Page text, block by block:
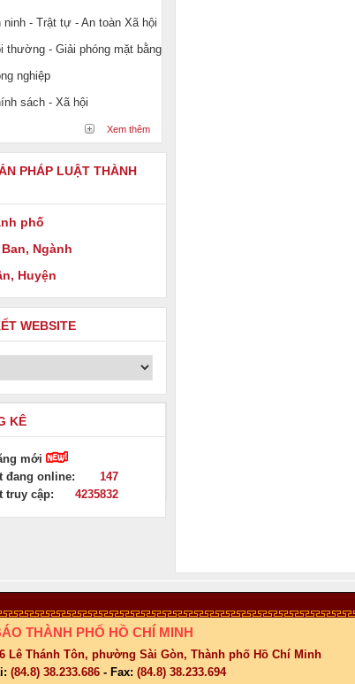
ninh - Trật tự - An toàn Xã hội
thường - Giải phóng mặt bằng
nghiệp
sách - Xã hội
Xem thêm
PHÁP LUẬT THÀNH
phố
Ngành
Huyện
WEBSITE
KÊ
mới
đang online:
147
truy cập:
4235832
THÀNH PHỐ HỒ CHÍ MINH
Lê Thánh Tôn, phường Sài Gòn, Thành phố Hồ Chí Minh
(84.8) 38.233.686 - Fax: (84.8) 38.233.694